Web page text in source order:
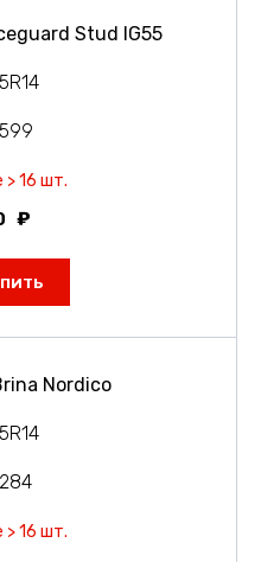
Stud IG55
> 16 шт.
Nordico
> 16 шт.